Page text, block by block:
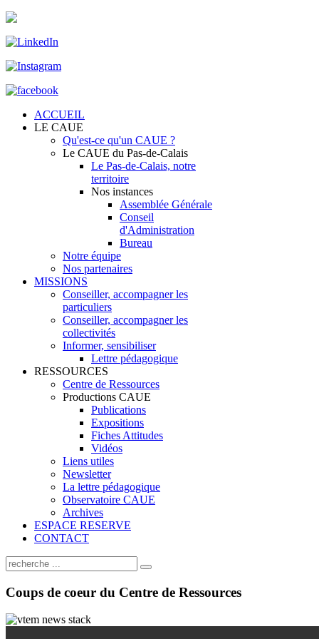
ACCUEIL
LE CAUE
Qu'est-ce qu'un CAUE ?
Le CAUE du Pas-de-Calais
Le Pas-de-Calais, notre
territoire
Nos instances
Assemblée Générale
Conseil
d'Administration
Bureau
Notre équipe
Nos partenaires
MISSIONS
Conseiller, accompagner les
particuliers
Conseiller, accompagner les
collectivités
Informer, sensibiliser
Lettre pédagogique
RESSOURCES
Centre de Ressources
Productions CAUE
Publications
Expositions
Fiches Attitudes
Vidéos
Liens utiles
Newsletter
La lettre pédagogique
Observatoire CAUE
Archives
ESPACE RESERVE
CONTACT
Coups de coeur du Centre de Ressources